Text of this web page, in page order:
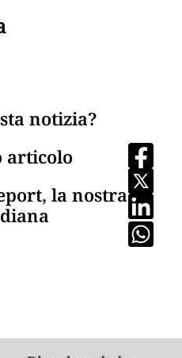
notizia?
articolo
la nostra